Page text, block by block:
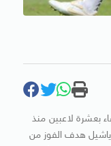
بعشرة لاعبين منذ
هدف الفوز من